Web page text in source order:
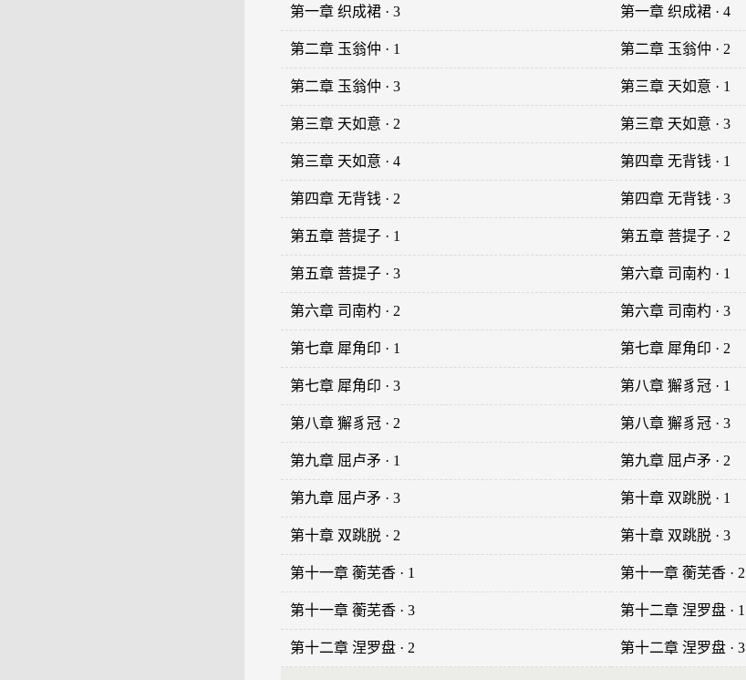
第一章 织成裙 · 3 第一章 织成裙 · 4
第二章 玉翁仲 · 1 第二章 玉翁仲 · 2
第二章 玉翁仲 · 3 第三章 天如意 · 1
第三章 天如意 · 2 第三章 天如意 · 3
第三章 天如意 · 4 第四章 无背钱 · 1
第四章 无背钱 · 2 第四章 无背钱 · 3
第五章 菩提子 · 1 第五章 菩提子 · 2
第五章 菩提子 · 3 第六章 司南杓 · 1
第六章 司南杓 · 2 第六章 司南杓 · 3
第七章 犀角印 · 1 第七章 犀角印 · 2
第七章 犀角印 · 3 第八章 獬豸冠 · 1
第八章 獬豸冠 · 2 第八章 獬豸冠 · 3
第九章 屈卢矛 · 1 第九章 屈卢矛 · 2
第九章 屈卢矛 · 3 第十章 双跳脱 · 1
第十章 双跳脱 · 2 第十章 双跳脱 · 3
第十一章 蘅芜香 · 1 第十一章 蘅芜香 · 2
第十一章 蘅芜香 · 3 第十二章 涅罗盘 · 1
第十二章 涅罗盘 · 2 第十二章 涅罗盘 · 3